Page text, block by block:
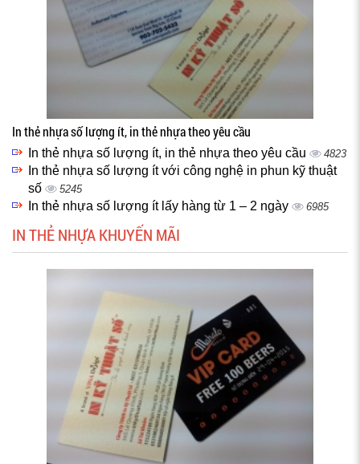
In thẻ nhựa số lượng ít, in thẻ nhựa theo yêu cầu
In thẻ nhựa số lượng ít, in thẻ nhựa theo yêu cầu 4823
In thẻ nhựa số lượng ít với công nghệ in phun kỹ thuật
số
5245
In thẻ nhựa số lượng ít lấy hàng từ 1 – 2 ngày 6985
IN THẺ NHỰA KHUYẾN MÃI